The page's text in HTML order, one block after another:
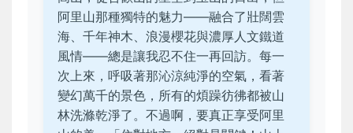
阿里山那種獨特的魅力——融合了壯闊雲
海、千年神木、浪漫櫻花與濃厚人文鐵道
風情——總是讓我忍不住一再回訪。每一
次上來，呼吸著那沁涼純淨的空氣，看著
變幻萬千的景色，所有的煩躁彷彿都被山
林洗滌乾淨了。不過啊，要真正享受阿里